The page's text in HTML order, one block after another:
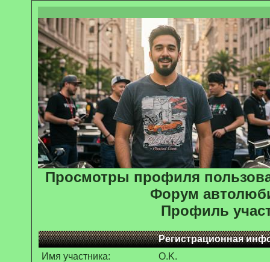
Просмотры профиля
Форум
Профиль
Регистрационная
Имя участника:
O.K.